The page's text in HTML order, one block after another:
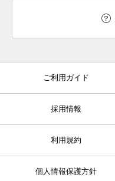
ご利用ガイド
採用情報
利用規約
個人情報保護方針